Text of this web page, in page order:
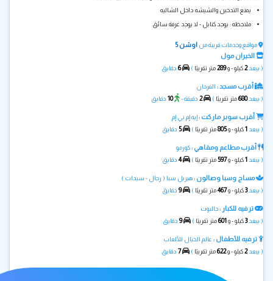
يمنع التدخين والشيشه داخل الشاليه
ملاحظه : يوجد كنابل - لا يوجد غرفة سائق
مواقع وخدمات قريبة من اوشن 5
الخيران مول
( يبعد2كيلو - و289متر تقريبًا )
6 دقايق
أقرب مسجد : الفرحان
( يبعد680متر تقريبًا )
2 دقيقة - 10 دقايق
أقرب سوبر ماركت :إيه إم بي إم
( يبعد 1كيلو - و805متر تقريبًا )
5 دقايق
أقرب مطاعم ومقاهي :كوزمو
( يبعد 1كيلو - و597 متر تقريبًا )
4 دقايق
مساج وسبا وصالون :هيربل سبا ( رجال - سيدات )
( يبعد3كيلو - و467متر تقريبًا )
9 دقايق
ترفيه للكبار :جالبوت
( يبعد3كيلو - و601متر تقريبًا )
9 دقايق
ترفيه للأطفال : عالم الخيال للألعاب
( يبعد2كيلو - و622متر تقريبًا )
7 دقايق